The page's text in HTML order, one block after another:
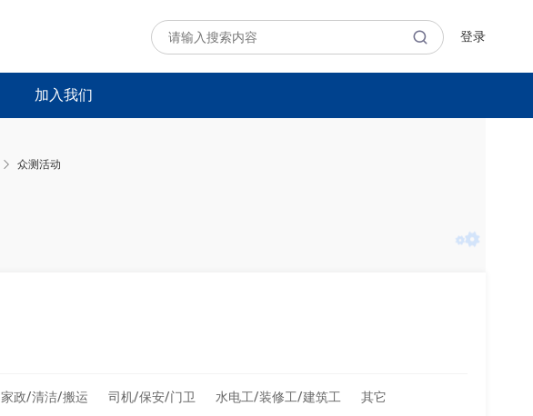
登录
加入我们
众测活动
家政/清洁/搬运 司机/保安/门卫 水电工/装修工/建筑工 其它